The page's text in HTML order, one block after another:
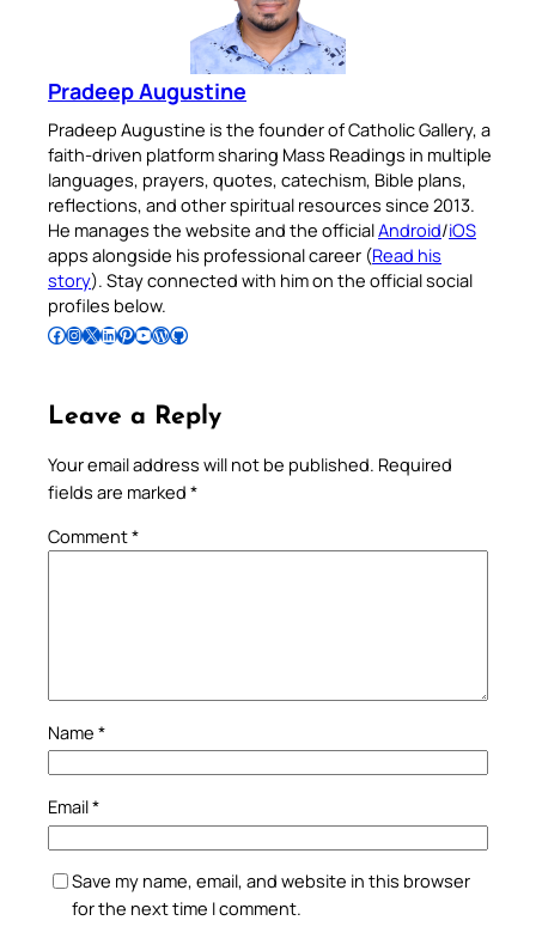
Pradeep Augustine
Pradeep Augustine is the founder of Catholic Gallery, a
faith-driven platform sharing Mass Readings in multiple
languages, prayers, quotes, catechism, Bible plans,
reflections, and other spiritual resources since 2013.
He manages the website and the officialAndroid/iOS
apps alongside his professional career (Read his
story). Stay connected with him on the official social
profiles below.
Follow Pradeep on Facebook Follow Pradeep on InstagramFollow Pradeep on X Follow Pradeep on LinkedIn Follow Pradeep on Pinterest Subscribe to Pradeep’s Youtube Channel Follow Pradeep on WordPress Follow Pradeep on GitHub
Leave a Reply
Your email address will not be published. Required
fields are marked *
Comment*
Name *
Email*
Save my name, email, and website in this browser
for the next time I comment.